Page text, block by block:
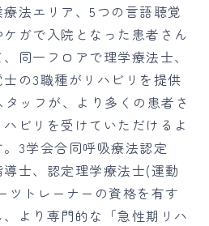
法エリア、5つの言語聴覚
ガで入院となった患者さん
同一フロアで理学療法士、
の3職種がリハビリを提供
ッフが、より多くの患者さ
ビリを受けていただけるよ
3学会合同呼吸療法認定
士、認定理学療法士(運動
ツトレーナーの資格を有す
より専門的な「急性期リハ